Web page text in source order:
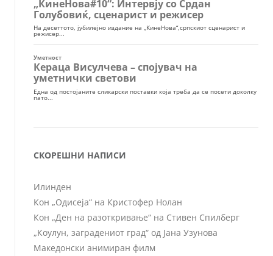
СКОРЕШНИ НАПИСИ
Илинден
Кон „Одисеја“ на Кристофер Нолан
Кон „Ден на разоткривање“ на Стивен Спилберг
„Коулун, заградениот град“ од Јана Узунова
Македонски анимиран филм